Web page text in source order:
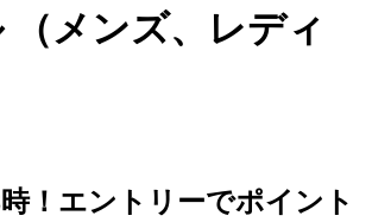
（メンズ、レディ
時！エントリーでポイント